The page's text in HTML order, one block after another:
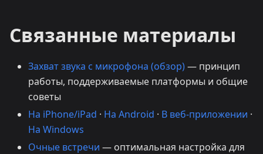
Связанные материалы
Захват звука с микрофона (обзор)— принцип
работы, поддерживаемые платформы и общие
советы
На iPhone/iPad · На Android · В веб-приложении ·
На Windows
Очные встречи — оптимальная настройка для